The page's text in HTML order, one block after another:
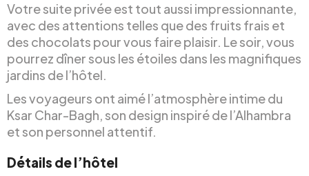
Votre suite privée est tout aussi impressionnante,
avec des attentions telles que des fruits frais et
des chocolats pour vous faire plaisir. Le soir, vous
pourrez dîner sous les étoiles dans les magnifiques
jardins de l’hôtel.
Les voyageurs ont aimé l’atmosphère intime du
Ksar Char-Bagh, son design inspiré de l’Alhambra
et son personnel attentif.
Détails de l’hôtel